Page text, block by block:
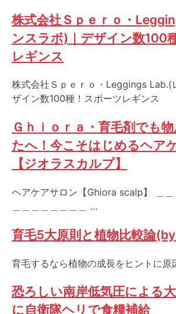
株式会社Ｓｐｅｒｏ・
ンスラボ)｜デザイン数100
レギンス
株式会社Ｓｐｅｒｏ・Leggings Lab.(
ザイン数100種！スポーツレギンス
Ｇｈｉｏｒａ・育毛剤でも
たへ！今こそはじめるヘア
【ジオラスカルプ】
ヘアケアサロン【Ghiora scalp】 ＿＿
＿＿＿＿＿＿＿＿ …
育毛5大原則と植物比較論
育毛するなら植物の成長をヒントに原
恐ろしい南岸低気圧による
に自衛隊ヘリで食糧補給